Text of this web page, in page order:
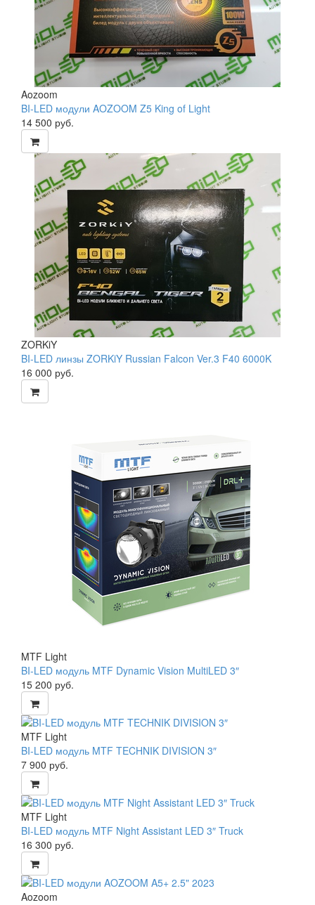
Aozoom
BI-LED модули AOZOOM Z5 King of Light
14 500 руб.
ZORKiY
BI-LED линзы ZORKiY Russian Falcon Ver.3 F40 6000K
16 000 руб.
MTF Light
BI-LED модуль MTF Dynamic Vision MultiLED 3″
15 200 руб.
MTF Light
BI-LED модуль MTF TECHNIK DIVISION 3″
7 900 руб.
MTF Light
BI-LED модуль MTF Night Assistant LED 3″ Truck
16 300 руб.
Aozoom